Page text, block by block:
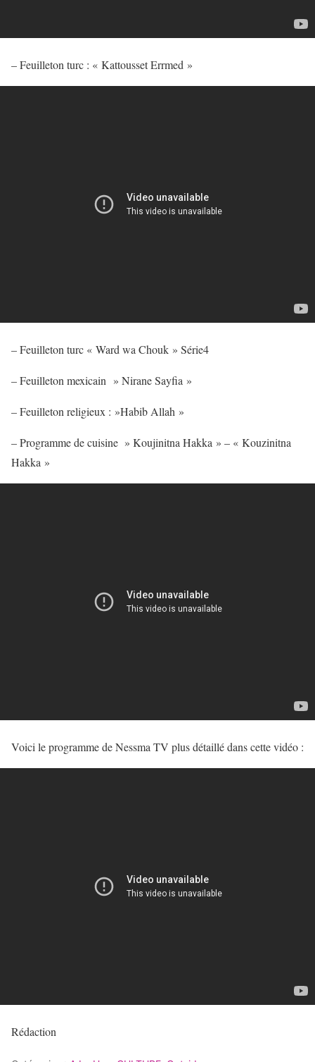
– Feuilleton turc : « Kattousset Errmed »
– Feuilleton turc « Ward wa Chouk » Série4
– Feuilleton mexicain » Nirane Sayfia »
– Feuilleton religieux : »Habib Allah »
– Programme de cuisine » Koujinitna Hakka » – « Kouzinitna
Hakka »
Voici le programme de Nessma TV plus détaillé dans cette vidéo :
Rédaction